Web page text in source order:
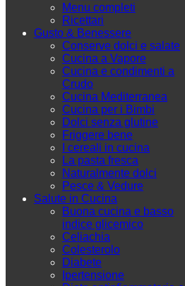
Menu completi
Ricettari
Gusto & Benessere
Conserve dolci e salate
Cucina a Vapore
Cucina e condimenti a
Crudo
Cucina Mediterranea
Cucina per i Bimbi
Dolci senza glutine
Friggere bene
I cereali in cucina
La pasta fresca
Naturalmente dolci
Pesce & Vedure
Salute in Cucina
Buona cucina e basso
indice glicemico
Celiachia
Colesterolo
Diabete
Ipertensione